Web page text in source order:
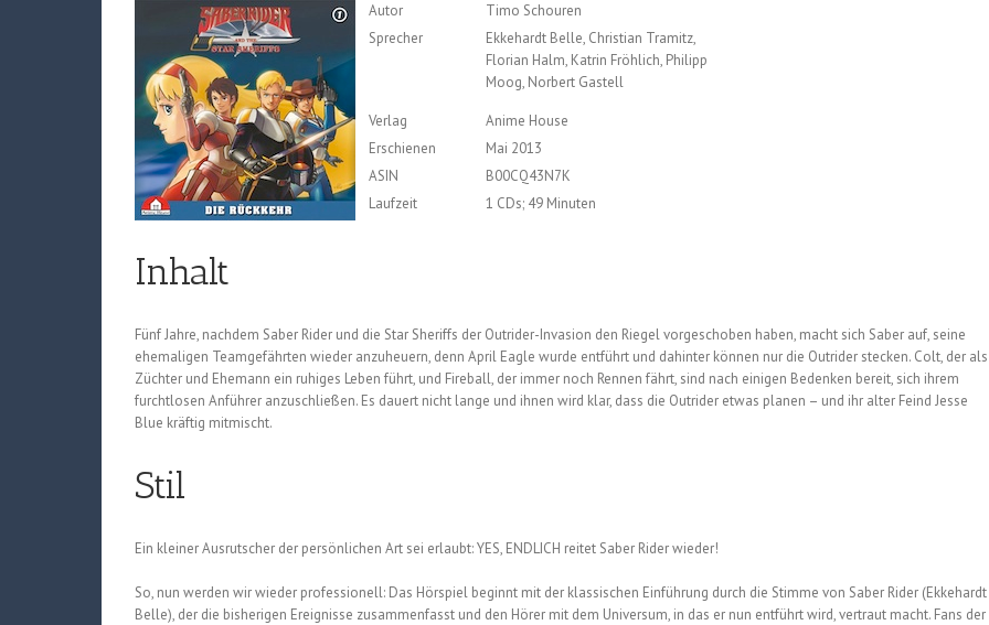
Autor
Timo Schouren
Sprecher
Ekkehardt Belle, Christian Tramitz,
Florian Halm, Katrin Fröhlich, Philipp
Moog, Norbert Gastell
Verlag
Anime House
Erschienen
Mai 2013
ASIN
B00CQ43N7K
Laufzeit
1 CDs; 49 Minuten
Inhalt
Fünf Jahre, nachdem Saber Rider und die Star Sheriffs der Outrider-Invasion den Riegel vorgeschoben haben, macht sich Saber auf, seine
ehemaligen Teamgefährten wieder anzuheuern, denn April Eagle wurde entführt und dahinter können nur die Outrider stecken. Colt, der als
Züchter und Ehemann ein ruhiges Leben führt, und Fireball, der immer noch Rennen fährt, sind nach einigen Bedenken bereit, sich ihrem
furchtlosen Anführer anzuschließen. Es dauert nicht lange und ihnen wird klar, dass die Outrider etwas planen – und ihr alter Feind Jesse
Blue kräftig mitmischt.
Stil
Ein kleiner Ausrutscher der persönlichen Art sei erlaubt: YES, ENDLICH reitet Saber Rider wieder!
So, nun werden wir wieder professionell: Das Hörspiel beginnt mit der klassischen Einführung durch die Stimme von Saber Rider (Ekkehardt
Belle), der die bisherigen Ereignisse zusammenfasst und den Hörer mit dem Universum, in das er nun entführt wird, vertraut macht. Fans der